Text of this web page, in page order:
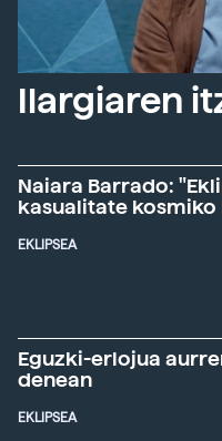
Ilargiaren
Naiara Barrado:
kasualitate kosmiko
EKLIPSEA
Eguzki-erlojua
denean
EKLIPSEA